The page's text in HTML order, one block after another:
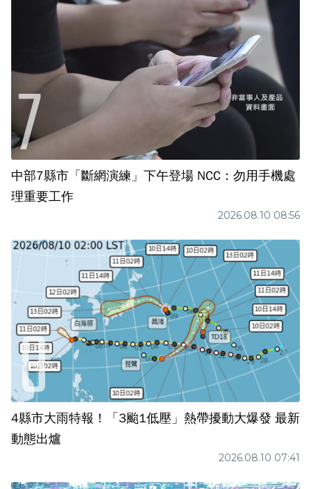
中部7縣市「斷網演練」下午登場 NCC：勿用手機處
理重要工作
2026.08.10 08:56
4縣市大雨特報！「3颱1低壓」熱帶擾動大爆發 最新
動態出爐
2026.08.10 07:41